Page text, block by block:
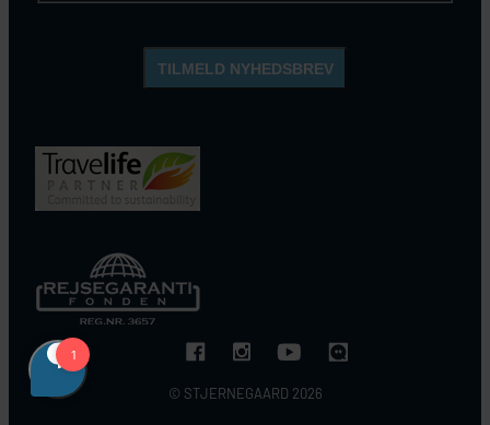
© STJERNEGAARD 2026